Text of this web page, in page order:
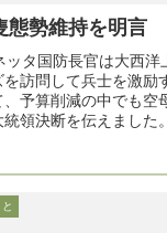
態勢維持を明言
ッタ国防長官は大西洋
を訪問して兵士を激励
、予算削減の中でも空
領決断を伝えました。